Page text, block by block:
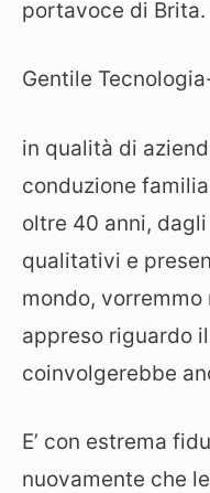
portavoce di Brita.
Gentile
in qualità di
conduzione
oltre 40 anni,
qualitativi e
mondo,
appreso riguardo
coinvolgerebbe
E’ con estrema
nuovamente che